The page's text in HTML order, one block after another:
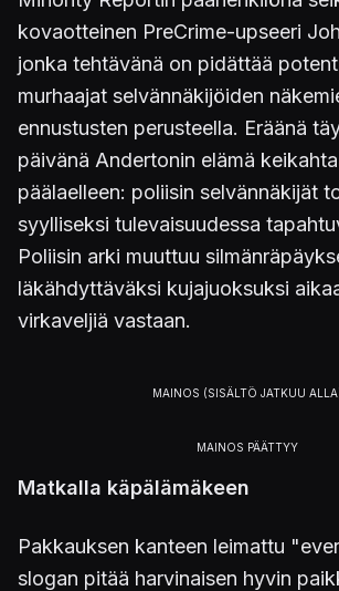
kovaotteinen PreCrime-upseeri
jonka tehtävänä on pidättää
murhaajat selvännäkijöiden
ennustusten perusteella. Eräänä
päivänä Andertonin elämä
päälaelleen: poliisin selvännäkijät
syylliseksi tulevaisuudessa
Poliisin arki muuttuu
läkähdyttäväksi kujajuoksuksi
virkaveljiä vastaan.
Matkalla käpälämäkeen
Pakkauksen kanteen leimattu
slogan pitää harvinaisen hyvin